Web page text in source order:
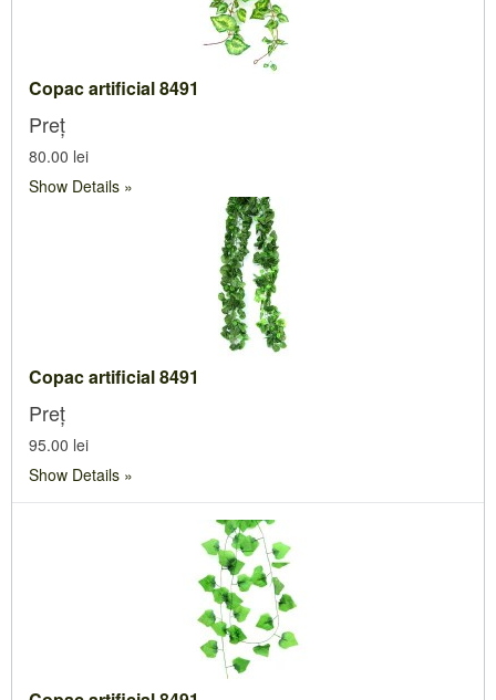
Copac artificial 8491
Preț
80.00 lei
Show Details
Copac artificial 8491
Preț
95.00 lei
Show Details